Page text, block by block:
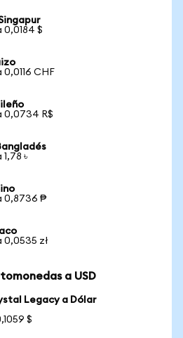
0,0184 $
0,0116 CHF
0,0734 R$
৳
0,8736 ₱
0,0535 zł
a USD
Legacy a Dólar
$